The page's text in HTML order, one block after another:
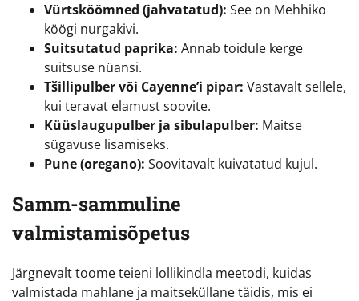
Vürtsköömned (jahvatatud): See on Mehhiko
köögi nurgakivi.
Suitsutatud paprika: Annab toidule kerge
suitsuse nüansi.
Tšillipulber või Cayenne’i pipar: Vastavalt sellele,
kui teravat elamust soovite.
Küüslaugupulber ja sibulapulber: Maitse
sügavuse lisamiseks.
Pune (oregano): Soovitavalt kuivatatud kujul.
Samm-sammuline
valmistamisõpetus
Järgnevalt toome teieni lollikindla meetodi, kuidas
valmistada mahlane ja maitseküllane täidis, mis ei